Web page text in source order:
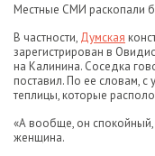
Местные СМИ раскопали
В частности, Думская
зарегистрирован в
на Калинина. Соседка
поставил. По ее словам,
теплицы, которые
«А вообще, он
женщина.